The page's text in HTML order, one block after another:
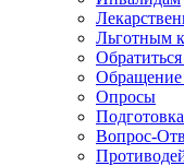
Льготным
Обращение
Опросы
Вопрос-